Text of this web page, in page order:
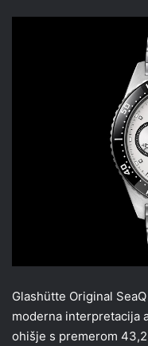
Glashütte Original
moderna interpretacija
ohišje s premerom